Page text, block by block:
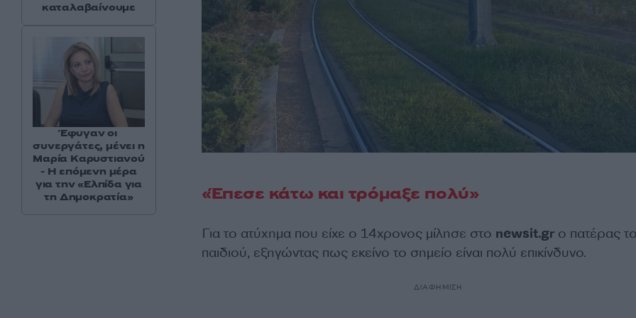
«Έπεσε κάτω και τρόμαξε πολύ»
Για το ατύχημα που είχε ο 14χρονος μίλησε στο newsit.grο πατέρας
παιδιού, εξηγώντας πως εκείνο το σημείο είναι πολύ επικίνδυνο.
ΔΙΑΦΗΜΙΣΗ
καταλαβαίνουμε
Έφυγαν οι
συνεργάτες, μένει η
Μαρία Καρυστιανού
- Η επόμενη μέρα
για την «Ελπίδα για
τη Δημοκρατία»